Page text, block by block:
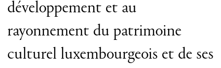
développement et au
rayonnement du patrimoine
culturel luxembourgeois et de ses